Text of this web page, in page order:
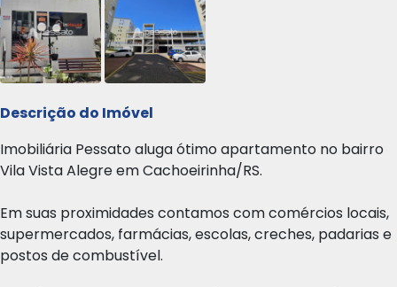
Descrição do Imóvel
Imobiliária Pessato aluga ótimo apartamento no bairro
Vila Vista Alegre em Cachoeirinha/RS.
Em suas proximidades contamos com comércios locais,
supermercados, farmácias, escolas, creches, padarias e
postos de combustível.